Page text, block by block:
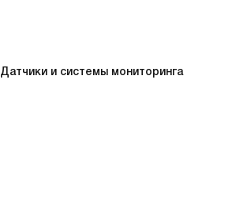
Датчики и системы мониторинга